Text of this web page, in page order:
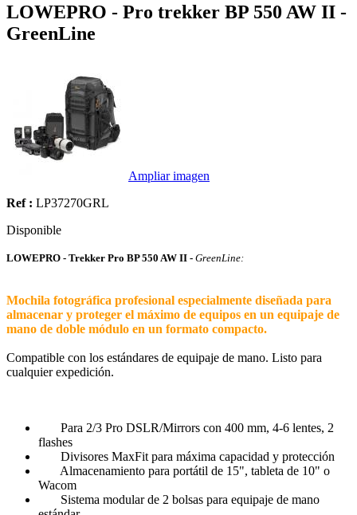
LOWEPRO - Pro trekker BP 550 AW II -
GreenLine
Ampliar imagen
Ref : LP37270GRL
Disponible
LOWEPRO - Trekker Pro BP 550 AW II - GreenLine:
Mochila fotográfica profesional especialmente diseñada para
almacenar y proteger el máximo de equipos en un equipaje de
mano de doble módulo en un formato compacto.
Compatible con los estándares de equipaje de mano. Listo para
cualquier expedición.
Para 2/3 Pro DSLR/Mirrors con 400 mm, 4-6 lentes, 2
flashes
Divisores MaxFit para máxima capacidad y protección
Almacenamiento para portátil de 15", tableta de 10" o
Wacom
Sistema modular de 2 bolsas para equipaje de mano